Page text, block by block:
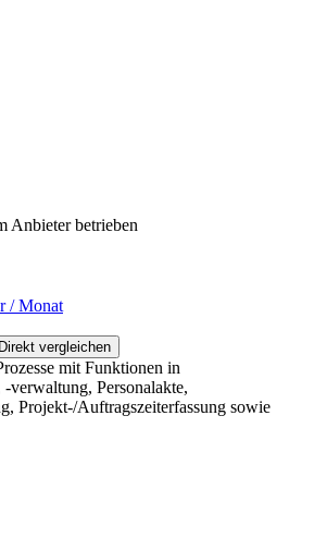
Anbieter betrieben
/ Monat
Direkt vergleichen
mit Funktionen in
-verwaltung, Personalakte,
Projekt-/Auftragszeiterfassung sowie